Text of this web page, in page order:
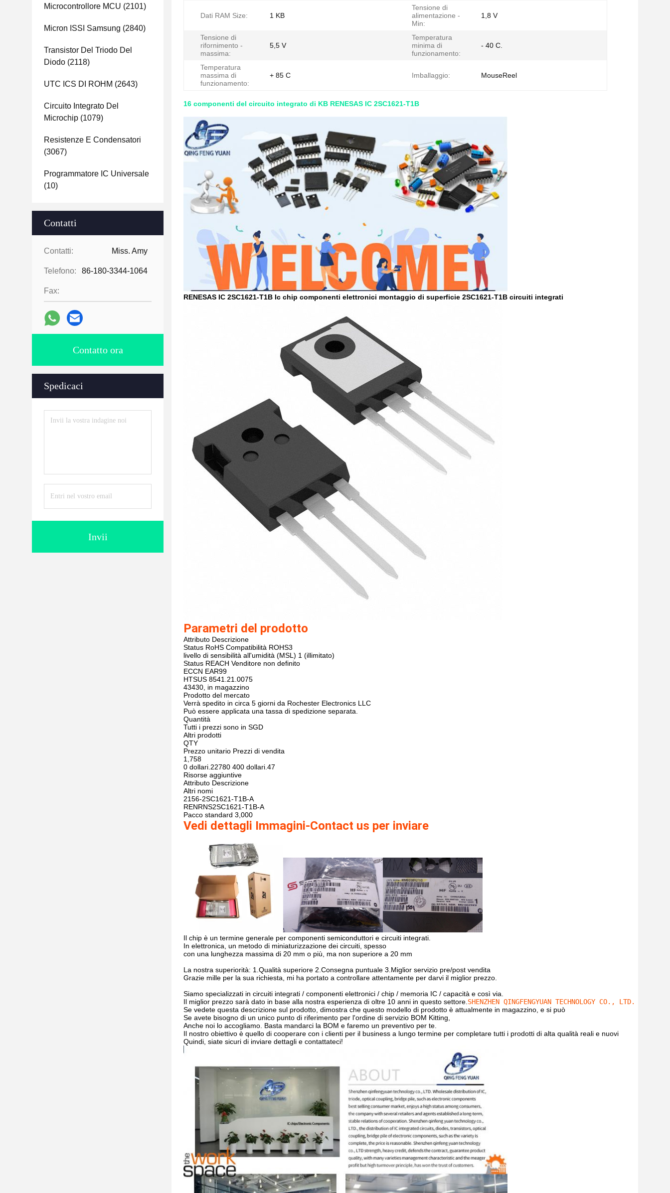
Microcontrollore MCU (2101)
Micron ISSI Samsung (2840)
Transistor Del Triodo Del
Diodo (2118)
UTC ICS DI ROHM (2643)
Circuito Integrato Del
Microchip (1079)
Resistenze E Condensatori
(3067)
Programmatore IC Universale
(10)
Contatti
Contatti: Miss. Amy
Telefono: 86-180-3344-1064
Fax:
Contatto ora
Spedicaci
Invii
Dati RAM Size: 1 KB
Tensione di
alimentazione -
Min:
1,8 V
Tensione di
rifornimento -
massima:
5,5 V
Temperatura
minima di
funzionamento:
- 40 C.
Temperatura
massima di
funzionamento:
+ 85 C Imballaggio: MouseReel
16 componenti del circuito integrato di KB RENESAS IC 2SC1621-T1B
RENESAS IC 2SC1621-T1B Ic chip componenti elettronici montaggio di superficie 2SC1621-T1B circuiti integrati
Parametri del prodotto
Attributo Descrizione
Status RoHS Compatibilità ROHS3
livello di sensibilità all'umidità (MSL) 1 (illimitato)
Status REACH Venditore non definito
ECCN EAR99
HTSUS 8541.21.0075
43430, in magazzino
Prodotto del mercato
Verrà spedito in circa 5 giorni da Rochester Electronics LLC
Può essere applicata una tassa di spedizione separata.
Quantità
Tutti i prezzi sono in SGD
Altri prodotti
QTY
Prezzo unitario Prezzi di vendita
1,758
0 dollari.22780 400 dollari.47
Risorse aggiuntive
Attributo Descrizione
Altri nomi
2156-2SC1621-T1B-A
RENRNS2SC1621-T1B-A
Pacco standard 3,000
Vedi dettagli Immagini-Contact us per inviare
Il chip è un termine generale per componenti semiconduttori e circuiti integrati.
In elettronica, un metodo di miniaturizzazione dei circuiti, spesso
con una lunghezza massima di 20 mm o più, ma non superiore a 20 mm
La nostra superiorità: 1.Qualità superiore 2.Consegna puntuale 3.Miglior servizio pre/post vendita
Grazie mille per la sua richiesta, mi ha portato a controllare attentamente per darvi il miglior prezzo.
Siamo specializzati in circuiti integrati / componenti elettronici / chip / memoria IC / capacità e così via.
Il miglior prezzo sarà dato in base alla nostra esperienza di oltre 10 anni in questo settore. SHENZHEN QINGFENGYUAN TECHNOLOGY CO., LTD.
Se vedete questa descrizione sul prodotto, dimostra che questo modello di prodotto è attualmente in magazzino, e si può
Se avete bisogno di un unico punto di riferimento per l'ordine di servizio BOM Kitting,
Anche noi lo accogliamo. Basta mandarci la BOM e faremo un preventivo per te.
Il nostro obiettivo è quello di cooperare con i clienti per il business a lungo termine per completare tutti i prodotti di alta qualità reali e nuovi
Quindi, siate sicuri di inviare dettagli e contattateci!